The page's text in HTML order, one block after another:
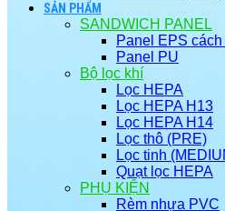
SẢN PHẨM
SANDWICH PANEL
Panel EPS
Panel PU
Bộ lọc khí
Lọc HEPA
Lọc HEPA H13
Lọc HEPA H14
Lọc thô (PRE)
Lọc tinh
Quạt lọc HEPA
PHỤ KIỆN
Rèm nhựa PVC